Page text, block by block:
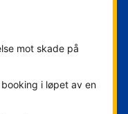
mot skade på
i løpet av en